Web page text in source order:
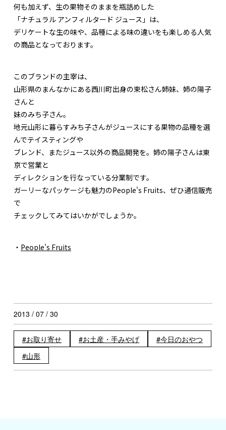
何も加えず、生の果物そのままを瓶詰めした
「ナチュラル アンフィルタード ジュース」は、
デリケートな生の味や、品種による味の違いをも楽しめる人気
の商品となっております。
このブランドの主宰は、
山形県のまんなかにある西川町出身の束松さん姉妹、姉の陽子
さんと
妹のみち子さん。
地元山形に暮らすみち子さんがジュースにする果物の品種を選
んでテイスティングや
ブレンド、またジュース以外の商品開発を。姉の陽子さんは東
京で営業と
ディレクションを行なっている分業制です。
ガーリーなパッケージも魅力のPeople's Fruits、ぜひ通信販売
で
チェックしてみてはいかがでしょうか。
・ People's Fruits
2013 / 07 / 30
お取り寄せ お土産・手みやげ
今日のおやつ
山形